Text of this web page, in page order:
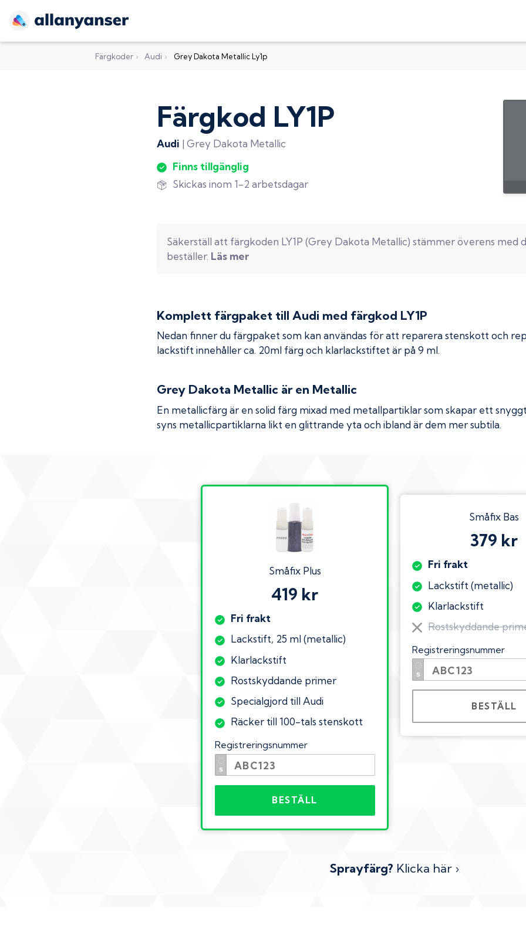
Färgkoder › Audi › Grey Dakota Metallic Ly1p
Färgkod LY1P
Audi | Grey Dakota Metallic
Finns tillgänglig
Skickas inom 1-2 arbetsdagar
Säkerställ att färgkoden LY1P (Grey Dakota Metallic) stämmer överens med
beställer. Läs mer
Komplett färgpaket till Audi med färgkod LY1P
Nedan finner du färgpaket som kan användas för att reparera stenskott och
lackstift innehåller ca. 20ml färg och klarlackstiftet är på 9 ml.
Grey Dakota Metallic är en Metallic
En metallicfärg är en solid färg mixad med metallpartiklar som skapar ett
syns metallicpartiklarna likt en glittrande yta och ibland är dem mer subtila.
Småfix Plus
419 kr
Fri frakt
Lackstift, 25 ml (metallic)
Klarlackstift
Rostskyddande primer
Specialgjord till Audi
Räcker till 100-tals stenskott
Registreringsnummer
BESTÄLL
Småfix Bas
379 kr
Fri frakt
Lackstift (metallic)
Klarlackstift
Rostskyddande
Registreringsnummer
BESTÄLL
Sprayfärg? Klicka här ›